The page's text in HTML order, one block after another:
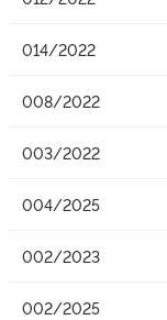
014/2022
008/2022
003/2022
004/2025
002/2023
002/2025